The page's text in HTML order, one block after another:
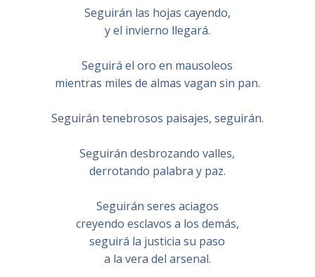
Seguirán las hojas cayendo,
y el invierno llegará.
Seguirá el oro en mausoleos
mientras miles de almas vagan sin pan.
Seguirán tenebrosos paisajes, seguirán.
Seguirán desbrozando valles,
derrotando palabra y paz.
Seguirán seres aciagos
creyendo esclavos a los demás,
seguirá la justicia su paso
a la vera del arsenal.